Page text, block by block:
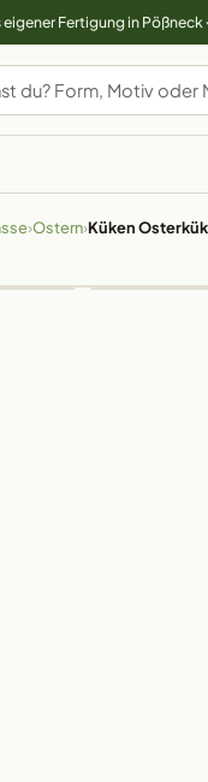
eigener Fertigung in Pößneck
›Ostern›Küken